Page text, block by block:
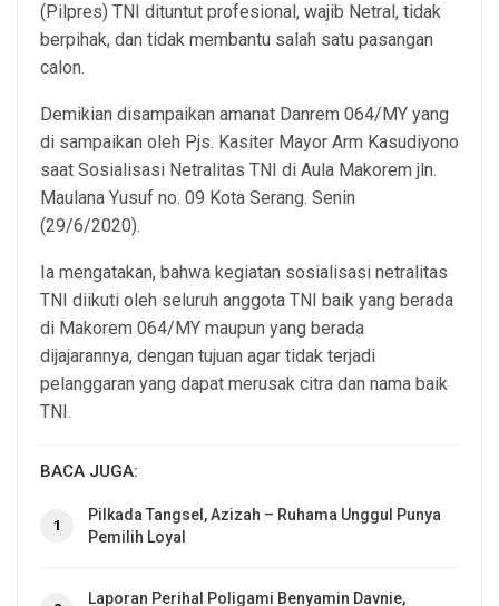
(Pilpres) TNI dituntut profesional, wajib Netral, tidak
berpihak, dan tidak membantu salah satu pasangan
calon.
Demikian disampaikan amanat Danrem 064/MY yang
di sampaikan oleh Pjs. Kasiter Mayor Arm Kasudiyono
saat Sosialisasi Netralitas TNI di Aula Makorem jln.
Maulana Yusuf no. 09 Kota Serang. Senin
(29/6/2020).
Ia mengatakan, bahwa kegiatan sosialisasi netralitas
TNI diikuti oleh seluruh anggota TNI baik yang berada
di Makorem 064/MY maupun yang berada
dijajarannya, dengan tujuan agar tidak terjadi
pelanggaran yang dapat merusak citra dan nama baik
TNI.
BACA JUGA:
1
Pilkada Tangsel, Azizah – Ruhama Unggul Punya
Pemilih Loyal
Laporan Perihal Poligami Benyamin Davnie,